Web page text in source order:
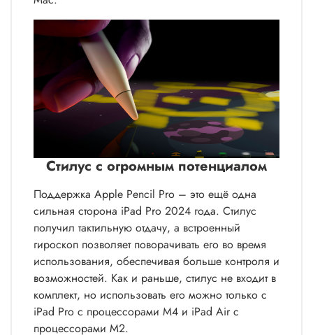
Стилус с огромным потенциалом
Поддержка Apple Pencil Pro – это ещё одна
сильная сторона iPad Pro 2024 года. Стилус
получил тактильную отдачу, а встроенный
гироскоп позволяет поворачивать его во время
использования, обеспечивая больше контроля и
возможностей. Как и раньше, стилус не входит в
комплект, но использовать его можно только с
iPad Pro c процессорами M4 и iPad Air c
процессорами M2.